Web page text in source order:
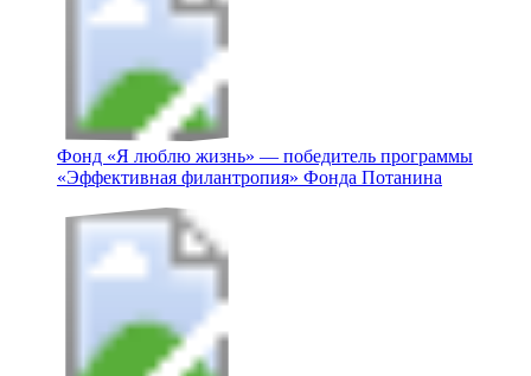
Фонд «Я люблю жизнь» — победитель программы
«Эффективная филантропия» Фонда Потанина